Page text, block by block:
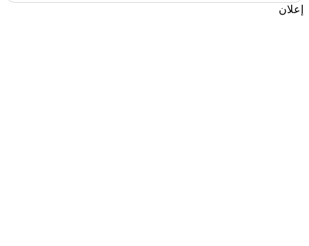
إعلان